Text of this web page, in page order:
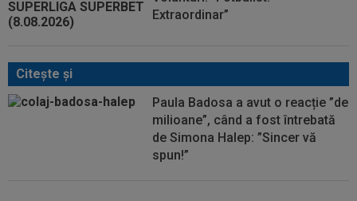
Extraordinar”
Citeşte şi
Paula Badosa a avut o reacție ”de
milioane”, când a fost întrebată
de Simona Halep: ”Sincer vă
spun!”